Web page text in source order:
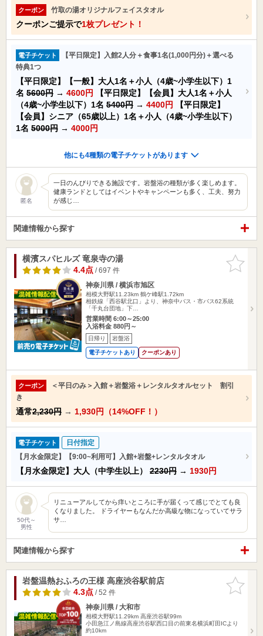
クーポン 竹取の湯オリジナルフェイスタオル
クーポンご提示で1枚プレゼント！
電子チケット
【平日限定】入館2人分＋食事1名(1,000円分)＋選べる
特典1つ
【平日限定】【一般】大人1名＋小人（4歳~小学生以下）1
名 5600円 → 4600円
【平日限定】【会員】大人1名＋小人
（4歳~小学生以下）1名 5400円 → 4400円
【平日限定】
【会員】シニア（65歳以上）1名＋小人（4歳~小学生以下）
1名 5000円 → 4000円
他にも4種類の電子チケットがあります
匿名
一日のんびりできる施設です。岩盤浴の種類が多く楽しめます。
健康ランドとしてはイベントやキャンペーンも多く、工夫、努力
が感じ…
関連情報から探す
お気に入
りに追加
横濱スパヒルズ 竜泉寺の湯
4.4点/ 697 件
神奈川県 / 横浜市旭区
相模大野駅11.23km 鶴ケ峰駅1.72km
相鉄線「西谷駅北口」より、神奈中バス・市バス62系統
「千丸台団地」下…
営業時間 6:00～25:00
入浴料金 880円～
日帰り 岩盤浴
電子チケットあり クーポンあり
クーポン
＜平日のみ＞入館＋岩盤浴＋レンタルタオルセット 割引
き
通常2,230円 → 1,930円（14%OFF！）
電子チケット
日付指定
【月水金限定】【9:00~利用可】入館+岩盤+レンタルタオル
【月水金限定】大人（中学生以上） 2230円 → 1930円
50代～
男性
リニューアルしてから痒いところに手が届くって感じでとても良
くなりました。 ドライヤーもなんだか高級な物になっていてサラ
サ…
関連情報から探す
お気に入
りに追加
岩盤温熱おふろの王様 高座渋谷駅前店
4.3点/ 52 件
神奈川県 / 大和市
相模大野駅11.29km 高座渋谷駅99m
小田急江ノ島線高座渋谷駅西口目の前東名横浜町田ICより
約10km